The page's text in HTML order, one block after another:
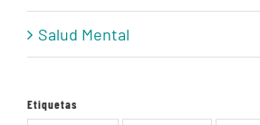
Salud Mental
Etiquetas